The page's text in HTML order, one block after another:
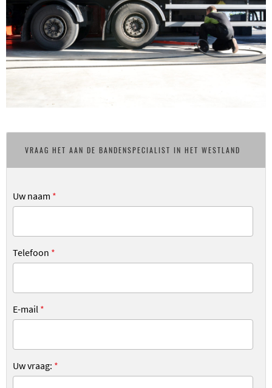
VRAAG HET AAN DE BANDENSPECIALIST IN HET WESTLAND
Uw naam *
Telefoon *
E-mail *
Uw vraag: *